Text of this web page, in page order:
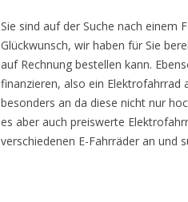
Sie sind auf der Suche nach einem
Glückwunsch, wir haben für Sie
auf Rechnung bestellen kann.
finanzieren, also ein Elektrofahrrad
besonders an da diese nicht nur
es aber auch preiswerte
verschiedenen E-Fahrräder an und